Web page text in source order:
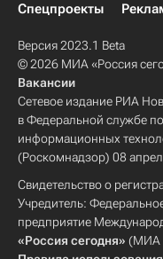
Спецпроекты
Версия 2023.1 Beta
© 2026 МИА «Россия
Вакансии
Сетевое издание РИА
в Федеральной службе
информационных
(Роскомнадзор) 08
Свидетельство о
Учредитель:
предприятие
«Россия сегодня» (МИА